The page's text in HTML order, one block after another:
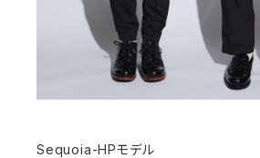
Sequoia-HPモデル